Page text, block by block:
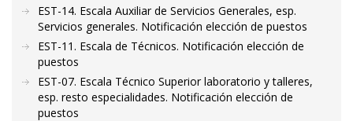
EST-14. Escala Auxiliar de Servicios Generales, esp.
Servicios generales. Notificación elección de puestos
EST-11. Escala de Técnicos. Notificación elección de
puestos
EST-07. Escala Técnico Superior laboratorio y talleres,
esp. resto especialidades. Notificación elección de
puestos